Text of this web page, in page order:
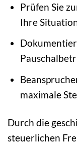
Prüfen Sie
Ihre
maximale
Durch die
steuerlichen